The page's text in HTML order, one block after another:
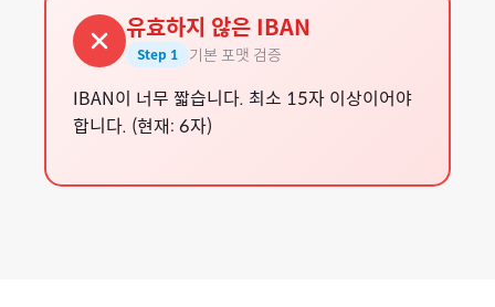
유효하지 않은 IBAN
Step 1 기본 포맷 검증
IBAN이 너무 짧습니다. 최소 15자 이상이어야
합니다. (현재: 6자)